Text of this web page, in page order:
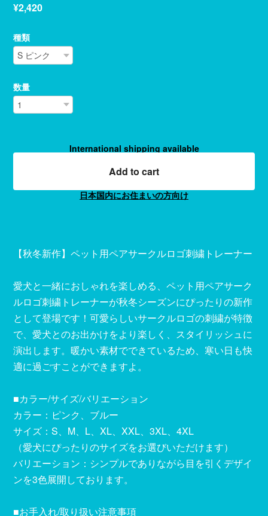
¥2,420
種類
数量
International shipping available
Add to cart
日本国内にお住まいの方向け
【秋冬新作】ペット用ペアサークルロゴ刺繍トレーナー
愛犬と一緒におしゃれを楽しめる、ペット用ペアサーク
ルロゴ刺繍トレーナーが秋冬シーズンにぴったりの新作
として登場です！可愛らしいサークルロゴの刺繍が特徴
で、愛犬とのお出かけをより楽しく、スタイリッシュに
演出します。暖かい素材でできているため、寒い日も快
適に過ごすことができますよ。
■カラー/サイズ/バリエーション
カラー：ピンク、ブルー
サイズ：S、M、L、XL、XXL、3XL、4XL
（愛犬にぴったりのサイズをお選びいただけます）
バリエーション：シンプルでありながら目を引くデザイ
ンを3色展開しております。
■お手入れ/取り扱い注意事項